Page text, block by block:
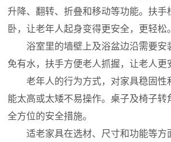
升降、翻转、折叠和移动等功能。扶手
卧，让老年人起身变得更安全，更轻松。
浴室里的墙壁上及浴盆边沿需要安
免有水，扶手方便老人抓握，让老人更
老年人的行为方式，对家具稳固性
能太高或太矮不易操作。桌子及椅子转
全方位的安全措施。
适老家具在选材、尺寸和功能等方